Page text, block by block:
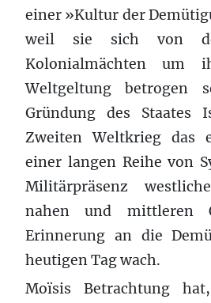
einer »Kultur der
weil sie sich von
Kolonialmächten um
Weltgeltung betrogen
Gründung des Staates
Zweiten Weltkrieg das
einer langen Reihe von
Militärpräsenz
nahen und mittleren
Erinnerung an die
heutigen Tag wach.
Moïsis Betrachtung